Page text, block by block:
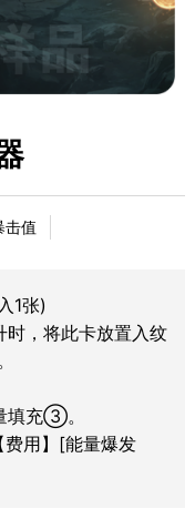
击值
1张)
时，将此卡放置入纹
填充③。
费用】[能量爆发